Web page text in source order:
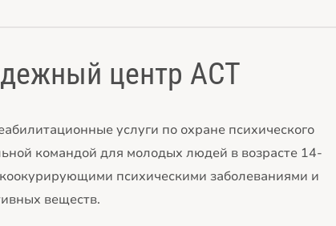
центр ACT
услуги по охране психического
командой для молодых людей в возрасте 14-
психическими заболеваниями и
веществ.